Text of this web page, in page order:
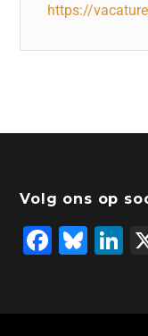
https://
Volg ons op
F
Bl
Li